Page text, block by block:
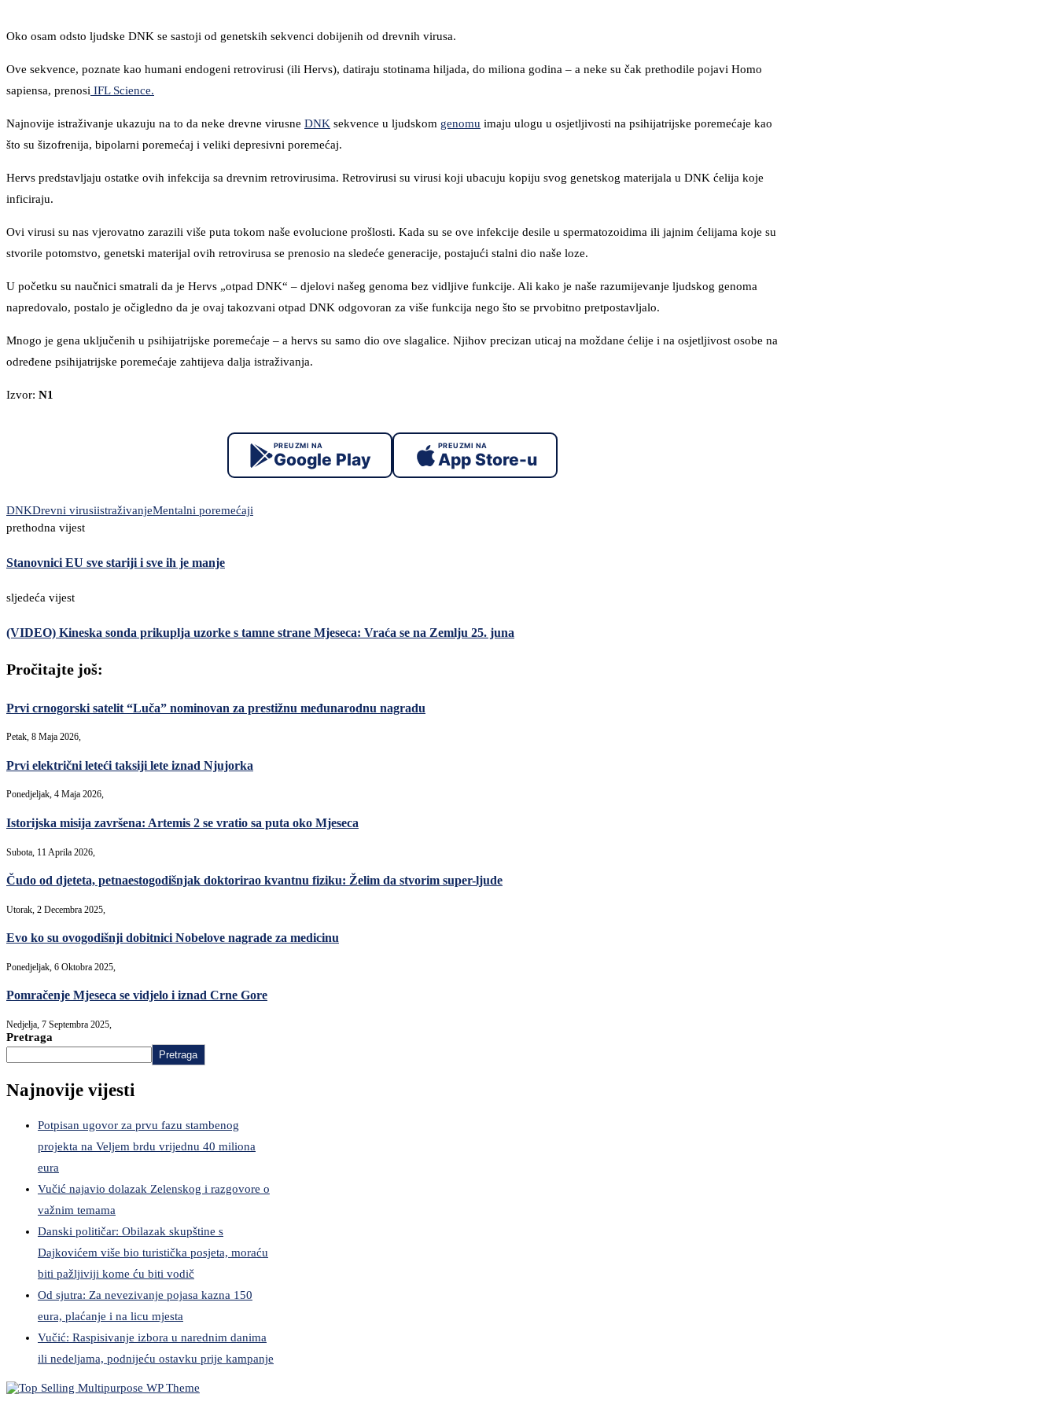
Oko osam odsto ljudske DNK se sastoji od genetskih sekvenci dobijenih od drevnih virusa.
Ove sekvence, poznate kao humani endogeni retrovirusi (ili Hervs), datiraju stotinama hiljada, do miliona godina – a neke su čak prethodile pojavi Homo
sapiensa, prenosi IFL Science.
Najnovije istraživanje ukazuju na to da neke drevne virusne DNK sekvence u ljudskom genomu imaju ulogu u osjetljivosti na psihijatrijske poremećaje kao
što su šizofrenija, bipolarni poremećaj i veliki depresivni poremećaj.
Hervs predstavljaju ostatke ovih infekcija sa drevnim retrovirusima. Retrovirusi su virusi koji ubacuju kopiju svog genetskog materijala u DNK ćelija koje
inficiraju.
Ovi virusi su nas vjerovatno zarazili više puta tokom naše evolucione prošlosti. Kada su se ove infekcije desile u spermatozoidima ili jajnim ćelijama koje su
stvorile potomstvo, genetski materijal ovih retrovirusa se prenosio na sledeće generacije, postajući stalni dio naše loze.
U početku su naučnici smatrali da je Hervs „otpad DNK“ – djelovi našeg genoma bez vidljive funkcije. Ali kako je naše razumijevanje ljudskog genoma
napredovalo, postalo je očigledno da je ovaj takozvani otpad DNK odgovoran za više funkcija nego što se prvobitno pretpostavljalo.
Mnogo je gena uključenih u psihijatrijske poremećaje – a hervs su samo dio ove slagalice. Njihov precizan uticaj na moždane ćelije i na osjetljivost osobe na
određene psihijatrijske poremećaje zahtijeva dalja istraživanja.
Izvor: N1
PREUZMI NA
Google Play
PREUZMI NA
App Store-u
DNKDrevni virusiistraživanjeMentalni poremećaji
prethodna vijest
Stanovnici EU sve stariji i sve ih je manje
sljedeća vijest
(VIDEO) Kineska sonda prikuplja uzorke s tamne strane Mjeseca: Vraća se na Zemlju 25. juna
Pročitajte još:
Prvi crnogorski satelit “Luča” nominovan za prestižnu međunarodnu nagradu
Petak, 8 Maja 2026,
Prvi električni leteći taksiji lete iznad Njujorka
Ponedjeljak, 4 Maja 2026,
Istorijska misija završena: Artemis 2 se vratio sa puta oko Mjeseca
Subota, 11 Aprila 2026,
Čudo od djeteta, petnaestogodišnjak doktorirao kvantnu fiziku: Želim da stvorim super-ljude
Utorak, 2 Decembra 2025,
Evo ko su ovogodišnji dobitnici Nobelove nagrade za medicinu
Ponedjeljak, 6 Oktobra 2025,
Pomračenje Mjeseca se vidjelo i iznad Crne Gore
Nedjelja, 7 Septembra 2025,
Pretraga
Pretraga
Najnovije vijesti
Potpisan ugovor za prvu fazu stambenog
projekta na Veljem brdu vrijednu 40 miliona
eura
Vučić najavio dolazak Zelenskog i razgovore o
važnim temama
Danski političar: Obilazak skupštine s
Dajkovićem više bio turistička posjeta, moraću
biti pažljiviji kome ću biti vodič
Od sjutra: Za nevezivanje pojasa kazna 150
eura, plaćanje i na licu mjesta
Vučić: Raspisivanje izbora u narednim danima
ili nedeljama, podnijeću ostavku prije kampanje